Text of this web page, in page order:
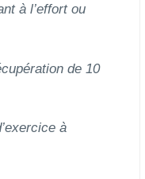
à l’effort ou
de 10
à